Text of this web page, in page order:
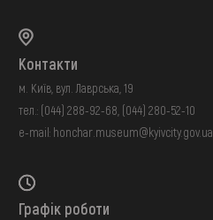
Контакти
м. Київ, вул. Лаврська, 19
тел.: (044) 288-92-68 (044) 280-52-10
e-mail: honchar.museum@kyivcity.gov.ua
Графік роботи